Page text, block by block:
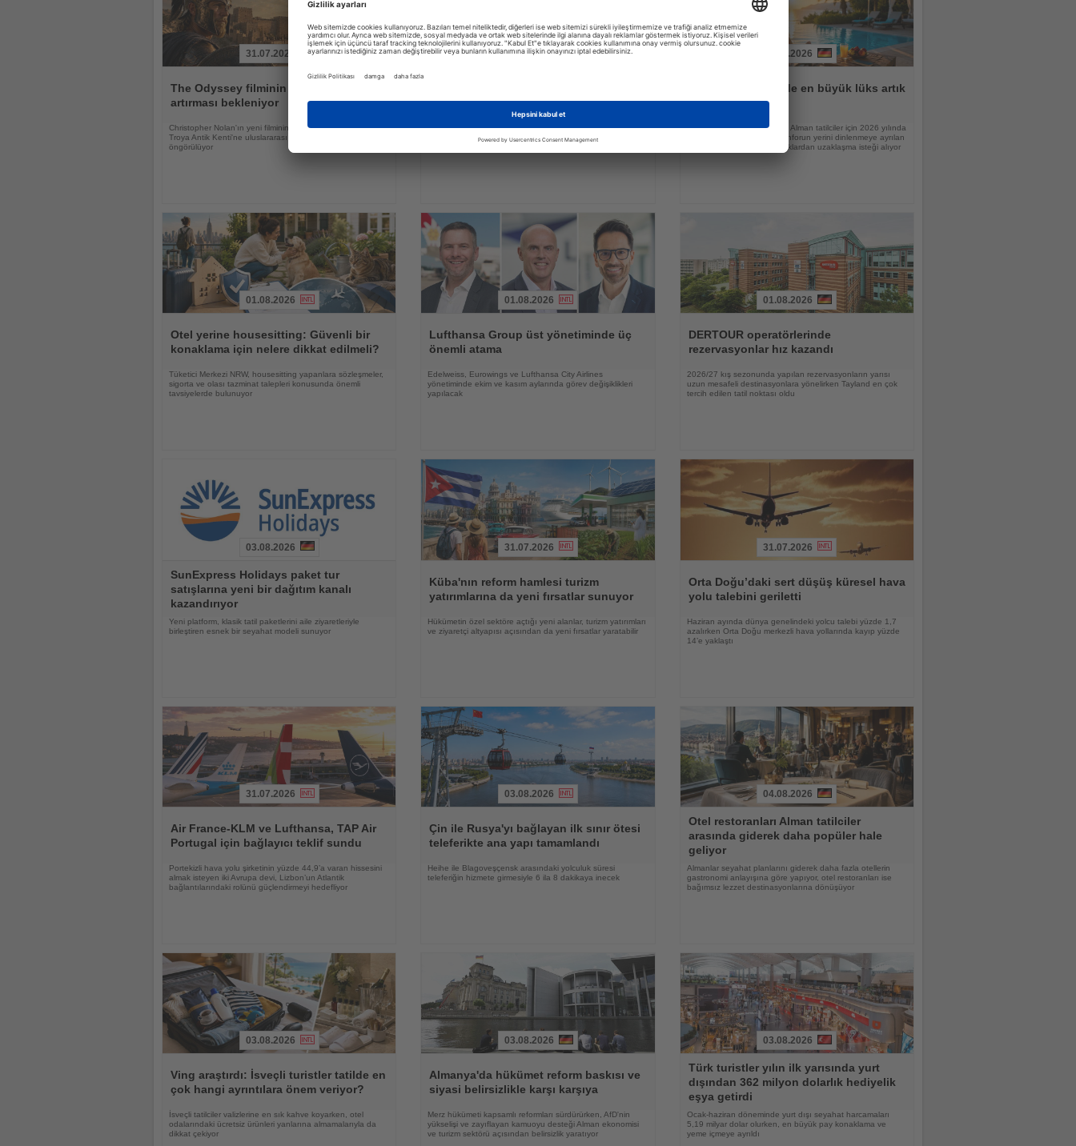
Oku
31.07.2026
The Odyssey filminin Troya'ya ilgiyi
artırması bekleniyor
Christopher Nolan'ın yeni filminin UNESCO Dünya Mirası
Troya Antik Kenti'ne uluslararası ilgiyi güçlendirmesi
öngörülüyor
Haberi
31.07.2026
balonla başladı
Dokuz ülkeden gelen sıcak hava balonları gün doğumunda
peribacaları üzerinde gösteri uçuşu yaptı
31.07.2026
Almanlar için tatilde en büyük lüks artık
zaman
YouGov araştırmasına göre Alman tatilciler için 2026 yılında
lüksün anlamı değişiyor; konforun yerini dinlenmeye ayrılan
zaman ve günlük sorumluluklardan uzaklaşma isteği alıyor
Oku
01.08.2026
Otel yerine housesitting: Güvenli bir
konaklama için nelere dikkat edilmeli?
Tüketici Merkezi NRW, housesitting yapanlara sözleşmeler,
sigorta ve olası tazminat talepleri konusunda önemli
tavsiyelerde bulunuyor
Oku
01.08.2026
Lufthansa Group üst yönetiminde üç
önemli atama
Edelweiss, Eurowings ve Lufthansa City Airlines
yönetiminde ekim ve kasım aylarında görev değişiklikleri
yapılacak
Oku
01.08.2026
DERTOUR operatörlerinde
rezervasyonlar hız kazandı
2026/27 kış sezonunda yapılan rezervasyonların yarısı
uzun mesafeli destinasyonlara yönelirken Tayland en çok
tercih edilen tatil noktası oldu
Oku
03.08.2026
SunExpress Holidays paket tur
satışlarına yeni bir dağıtım kanalı
kazandırıyor
Yeni platform, klasik tatil paketlerini aile ziyaretleriyle
birleştiren esnek bir seyahat modeli sunuyor
Oku
31.07.2026
Küba'nın reform hamlesi turizm
yatırımlarına da yeni fırsatlar sunuyor
Hükümetin özel sektöre açtığı yeni alanlar, turizm yatırımları
ve ziyaretçi altyapısı açısından da yeni fırsatlar yaratabilir
Oku
31.07.2026
Orta Doğu’daki sert düşüş küresel hava
yolu talebini geriletti
Haziran ayında dünya genelindeki yolcu talebi yüzde 1,7
azalırken Orta Doğu merkezli hava yollarında kayıp yüzde
14’e yaklaştı
Oku
31.07.2026
Air France-KLM ve Lufthansa, TAP Air
Portugal için bağlayıcı teklif sundu
Portekizli hava yolu şirketinin yüzde 44,9’a varan hissesini
almak isteyen iki Avrupa devi, Lizbon’un Atlantik
bağlantılarındaki rolünü güçlendirmeyi hedefliyor
Oku
03.08.2026
Çin ile Rusya'yı bağlayan ilk sınır ötesi
teleferikte ana yapı tamamlandı
Heihe ile Blagoveşçensk arasındaki yolculuk süresi
teleferiğin hizmete girmesiyle 6 ila 8 dakikaya inecek
Oku
04.08.2026
Otel restoranları Alman tatilciler
arasında giderek daha popüler hale
geliyor
Almanlar seyahat planlarını giderek daha fazla otellerin
gastronomi anlayışına göre yapıyor, otel restoranları ise
bağımsız lezzet destinasyonlarına dönüşüyor
Oku
03.08.2026
Ving araştırdı: İsveçli turistler tatilde en
çok hangi ayrıntılara önem veriyor?
İsveçli tatilciler valizlerine en sık kahve koyarken, otel
odalarındaki ücretsiz ürünleri yanlarına almamalarıyla da
dikkat çekiyor
Oku
03.08.2026
Almanya'da hükümet reform baskısı ve
siyasi belirsizlikle karşı karşıya
Merz hükümeti kapsamlı reformları sürdürürken, AfD'nin
yükselişi ve zayıflayan kamuoyu desteği Alman ekonomisi
ve turizm sektörü açısından belirsizlik yaratıyor
Oku
03.08.2026
Türk turistler yılın ilk yarısında yurt
dışından 362 milyon dolarlık hediyelik
eşya getirdi
Ocak-haziran döneminde yurt dışı seyahat harcamaları
5,19 milyar dolar olurken, en büyük pay konaklama ve
yeme içmeye ayrıldı